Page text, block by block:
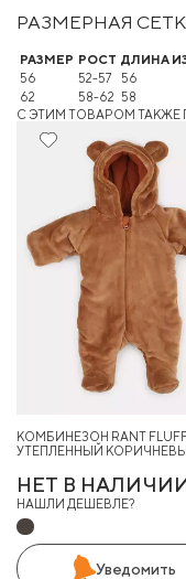
РАЗМЕРНАЯ
РАЗМЕР РОСТ ДЛИНА
56
52-57 56
62
58-62 58
C ЭТИМ ТОВАРОМ ТАКЖЕ
КОМБИНЕЗОН RANT
УТЕПЛЕННЫЙ
НЕТ В
НАШЛИ ДЕШЕВЛЕ?
Уведомить